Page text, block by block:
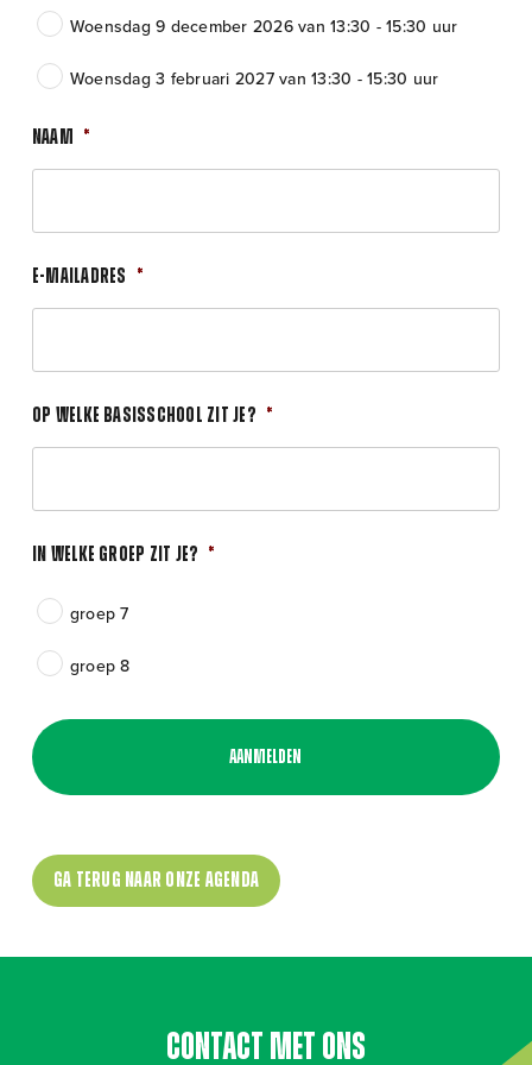
Woensdag 9 december 2026 van 13:30 - 15:30 uur
Woensdag 3 februari 2027 van 13:30 - 15:30 uur
Naam *
E-mailadres *
Op welke basisschool zit je? *
In welke groep zit je? *
groep 7
groep 8
Ga terug naar onze agenda
Contact met ons